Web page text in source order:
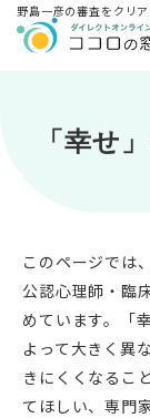
野島一彦の審査をクリ
「幸せ
このページでは
公認心理師・臨
めています。「
よって大きく異
きにくくなるこ
てほしい、専門